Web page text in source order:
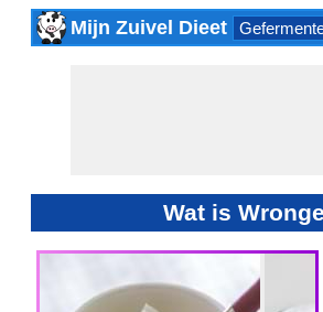
Mijn Zuivel Dieet
Wat is